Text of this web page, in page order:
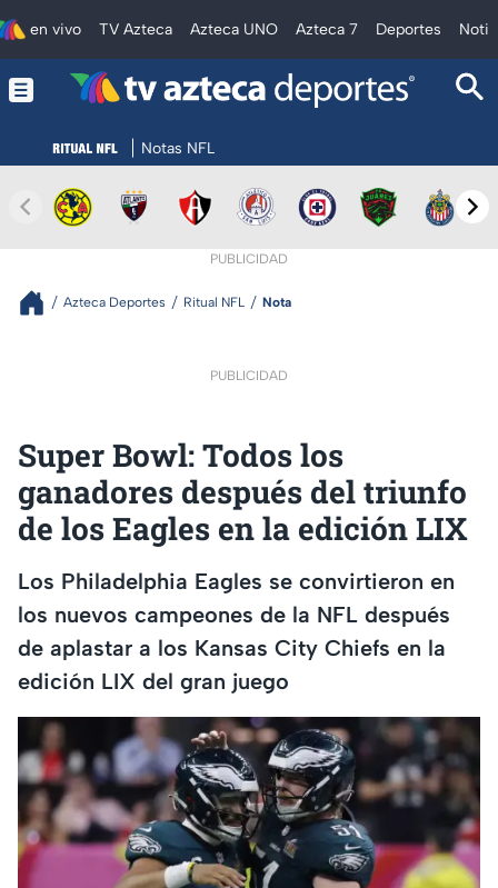
en vivo TV Azteca Azteca UNO Azteca 7 Deportes
Notas NFL
PUBLICIDAD
Azteca Deportes Ritual NFL Nota
PUBLICIDAD
Super Bowl: Todos los
ganadores después del triunfo
de los Eagles en la edición LIX
Los Philadelphia Eagles se convirtieron en
los nuevos campeones de la NFL después
de aplastar a los Kansas City Chiefs en la
edición LIX del gran juego